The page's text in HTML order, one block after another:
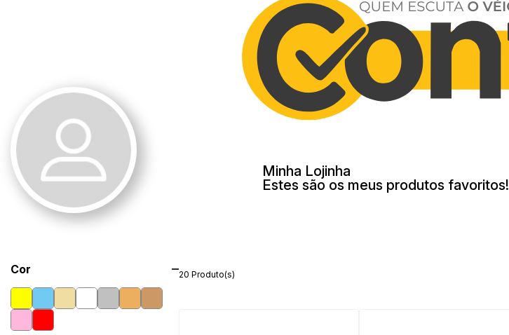
Minha Lojinha
Estes são os meus produtos favoritos!
Cor 20 Produto(s)